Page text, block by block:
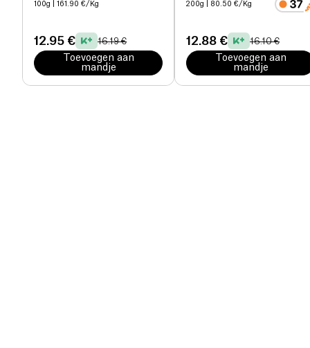
100g | 161.90 €/Kg
12.95 € 16.19 €
Toevoegen aan
mandje
200g | 80.50 €/Kg
12.88 € 16.10 €
Toevoegen aan
mandje